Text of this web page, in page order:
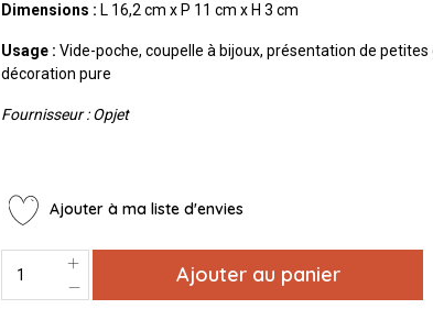
Dimensions : L 16,2 cm x P 11 cm x H 3 cm
Usage : Vide-poche, coupelle à bijoux, présentation de
décoration pure
Fournisseur : Opjet
Ajouter à ma liste d'envies
Ajouter au panier